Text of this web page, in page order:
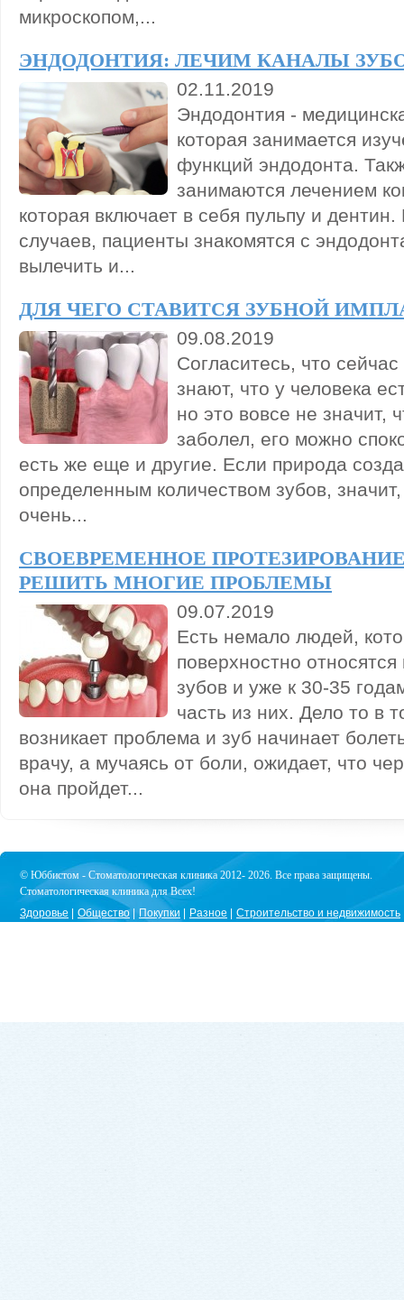
микроскопом,...
ЭНДОДОНТИЯ: ЛЕЧИМ КАНАЛЫ
02.11.2019
Эндодонтия -
которая занимается
функций эндодонта.
занимаются лечением
которая включает в себя пульпу и
случаев, пациенты знакомятся с
вылечить и...
ДЛЯ ЧЕГО СТАВИТСЯ ЗУБНОЙ
09.08.2019
Согласитесь, что
знают, что у человека
но это вовсе не значит,
заболел, его можно
есть же еще и другие. Если природа
определенным количеством зубов,
очень...
СВОЕВРЕМЕННОЕ
РЕШИТЬ МНОГИЕ ПРОБЛЕМЫ
09.07.2019
Есть немало людей,
поверхностно
зубов и уже к 30-35
часть из них. Дело то в
возникает проблема и зуб начинает
врачу, а мучаясь от боли, ожидает, что
она пройдет...
© Юббистом - Стоматологическая клиника 2012- 2026. Все права защищены.
Стоматологическая клиника для Всех!
Здоровье
Общество Покупки Разное Строительство и недвижимость